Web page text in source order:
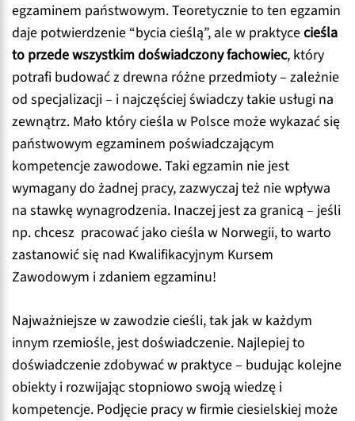
egzaminem państwowym. Teoretycznie to ten egzamin
daje potwierdzenie “bycia cieślą”, ale w praktycecieśla
to przede wszystkim doświadczony fachowiec, który
potrafi budować z drewna różne przedmioty – zależnie
od specjalizacji – i najczęściej świadczy takie usługi na
zewnątrz. Mało który cieśla w Polsce może wykazać się
państwowym egzaminem poświadczającym
kompetencje zawodowe. Taki egzamin nie jest
wymagany do żadnej pracy, zazwyczaj też nie wpływa
na stawkę wynagrodzenia. Inaczej jest za granicą – jeśli
np. chcesz pracować jako cieśla w Norwegii, to warto
zastanowić się nad Kwalifikacyjnym Kursem
Zawodowym i zdaniem egzaminu!
Najważniejsze w zawodzie cieśli, tak jak w każdym
innym rzemiośle, jest doświadczenie. Najlepiej to
doświadczenie zdobywać w praktyce – budując kolejne
obiekty i rozwijając stopniowo swoją wiedzę i
kompetencje. Podjęcie pracy w firmie ciesielskiej może